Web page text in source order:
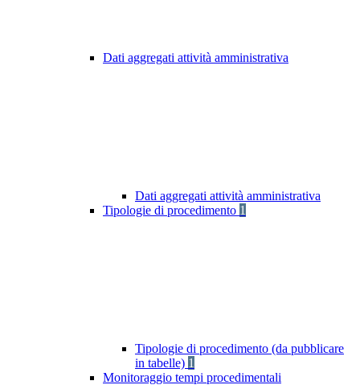
Dati aggregati attività amministrativa
Dati aggregati attività amministrativa
Tipologie di procedimento 1
Tipologie di procedimento (da pubblicare
in tabelle) 1
Monitoraggio tempi procedimentali